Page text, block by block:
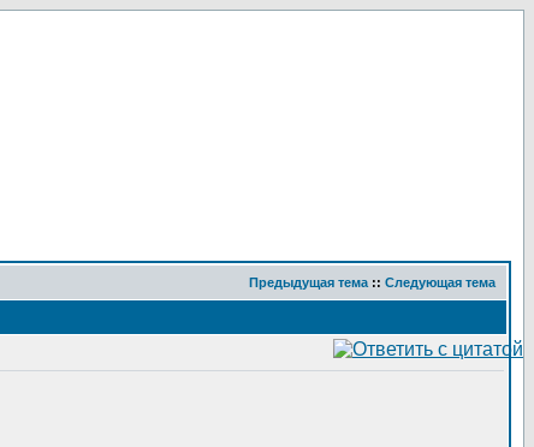
Предыдущая тема :: Следующая тема